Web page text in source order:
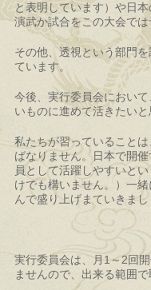
と表明しています）や日
演武か試合をこの大会では
その他、透視という部門
ています。
今後、実行委員会におい
いものに進めて活きたいと
私たちが習っていること
ばなりません。日本で開
員として活躍しやすいと
けでも構いません。）一
んで盛り上げまていきまし
実行委員会は、月1～2回
ませんので、出来る範囲